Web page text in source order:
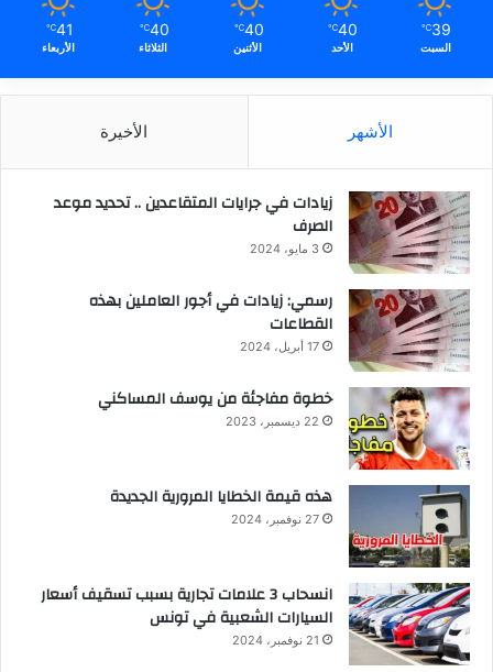
39
℃
السبت
40
℃
الأحد
40
℃
الأثنين
40
℃
الثلاثاء
41
℃
الأربعاء
الأشهر الأخيرة
زيادات في جرايات المتقاعدين .. تحديد موعد
الصرف
3 مايو، 2024
رسمي: زيادات في أجور العاملين بهذه
القطاعات
17 أبريل، 2024
خطوة مفاجئة من يوسف المساكني
22 ديسمبر، 2023
هذه قيمة الخطايا المرورية الجديدة
27 نوفمبر، 2024
انسحاب 3 علامات تجارية بسبب تسقيف أسعار
السيارات الشعبية في تونس
21 نوفمبر، 2024